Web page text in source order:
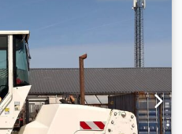
anmodning Serienummer:
for yderligere oplysninger.